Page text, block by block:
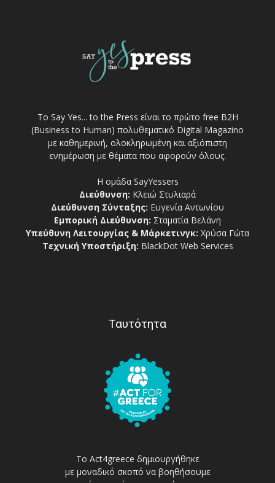
Το Say Yes... to the Press είναι το πρώτο free Β2Η
(Business to Human) πολυθεματικό Digital Magazino
με καθημερινή, ολοκληρωμένη και αξιόπιστη
ενημέρωση με θέματα που αφορούν όλους.
Η ομάδα SayYessers
Διεύθυνση: Κλειώ Στυλιαρά
Διεύθυνση Σύνταξης: Ευγενία Αντωνίου
Εμπορική Διεύθυνση: Σταματία Βελάνη
Υπεύθυνη Λειτουργίας & Μάρκετινγκ: Χρύσα Γώτα
Τεχνική Υποστήριξη: BlackDot Web Services
Ταυτότητα
Το Act4greece δημιουργήθηκε
με μοναδικό σκοπό να βοηθήσουμε